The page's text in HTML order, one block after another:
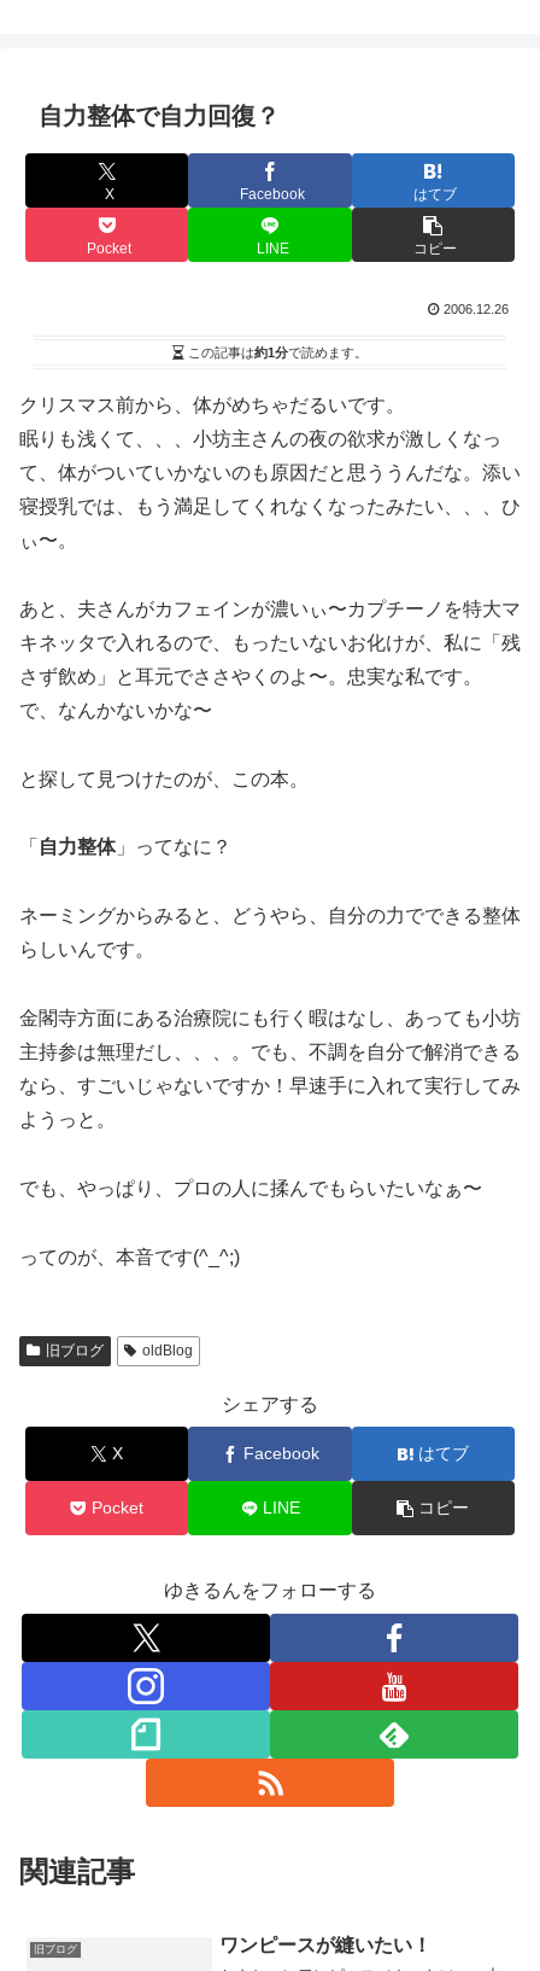
自力整体で自力回復？
X Facebook はてブ
Pocket LINE コピー
2006.12.26
この記事は約1分で読めます。
クリスマス前から、体がめちゃだるいです。
眠りも浅くて、、、小坊主さんの夜の欲求が激しくなっ
て、体がついていかないのも原因だと思ううんだな。添い
寝授乳では、もう満足してくれなくなったみたい、、、ひ
ぃ〜。
あと、夫さんがカフェインが濃いぃ〜カプチーノを特大マ
キネッタで入れるので、もったいないお化けが、私に「残
さず飲め」と耳元でささやくのよ〜。忠実な私です。
で、なんかないかな〜
と探して見つけたのが、この本。
「 自力整体」ってなに？
ネーミングからみると、どうやら、自分の力でできる整体
らしいんです。
金閣寺方面にある治療院にも行く暇はなし、あっても小坊
主持参は無理だし、、、。でも、不調を自分で解消できる
なら、すごいじゃないですか！早速手に入れて実行してみ
ようっと。
でも、やっぱり、プロの人に揉んでもらいたいなぁ〜
ってのが、本音です(^_^;)
旧ブログ oldBlog
シェアする
X Facebook はてブ
Pocket LINE コピー
ゆきるんをフォローする
関連記事
旧ブログ ワンピースが縫いたい！